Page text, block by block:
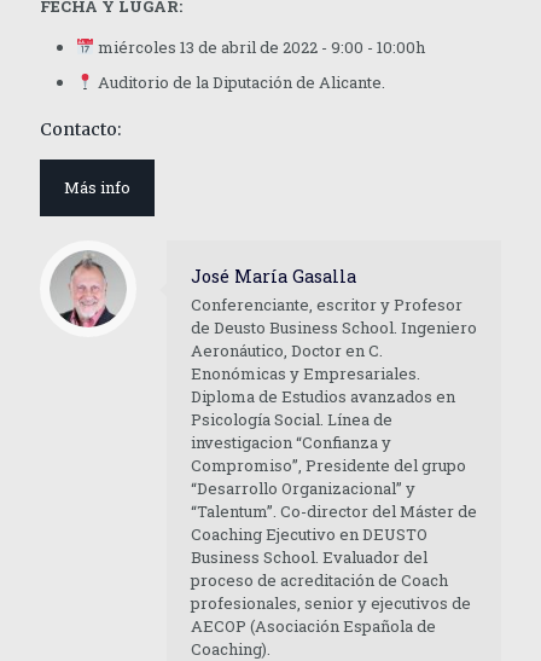
FECHA Y LUGAR:
miércoles 13 de abril de 2022 - 9:00 - 10:00h
Auditorio de la Diputación de Alicante.
Contacto:
Más info
José María Gasalla
Conferenciante, escritor y Profesor
de Deusto Business School. Ingeniero
Aeronáutico, Doctor en C.
Enonómicas y Empresariales.
Diploma de Estudios avanzados en
Psicología Social. Línea de
investigacion “Confianza y
Compromiso”, Presidente del grupo
“Desarrollo Organizacional” y
“Talentum”. Co-director del Máster de
Coaching Ejecutivo en DEUSTO
Business School. Evaluador del
proceso de acreditación de Coach
profesionales, senior y ejecutivos de
AECOP (Asociación Española de
Coaching).